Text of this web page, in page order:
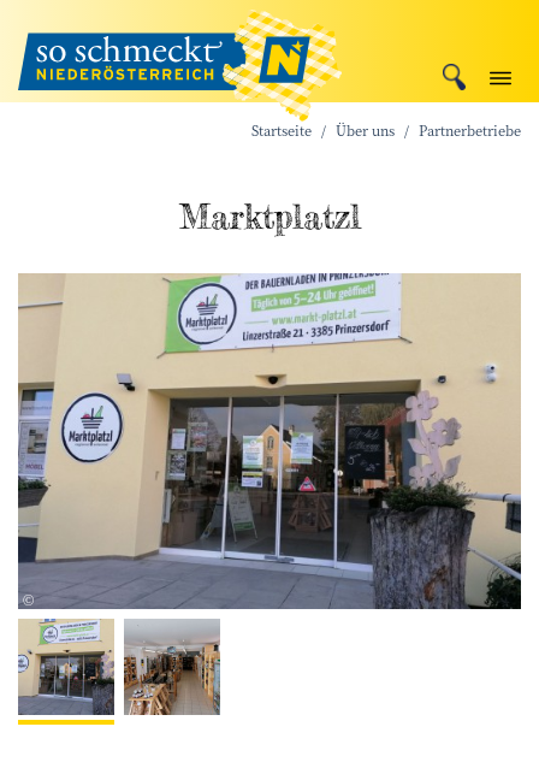
Startseite Über uns Partnerbetriebe
Marktplatzl
©Peter Kreimel